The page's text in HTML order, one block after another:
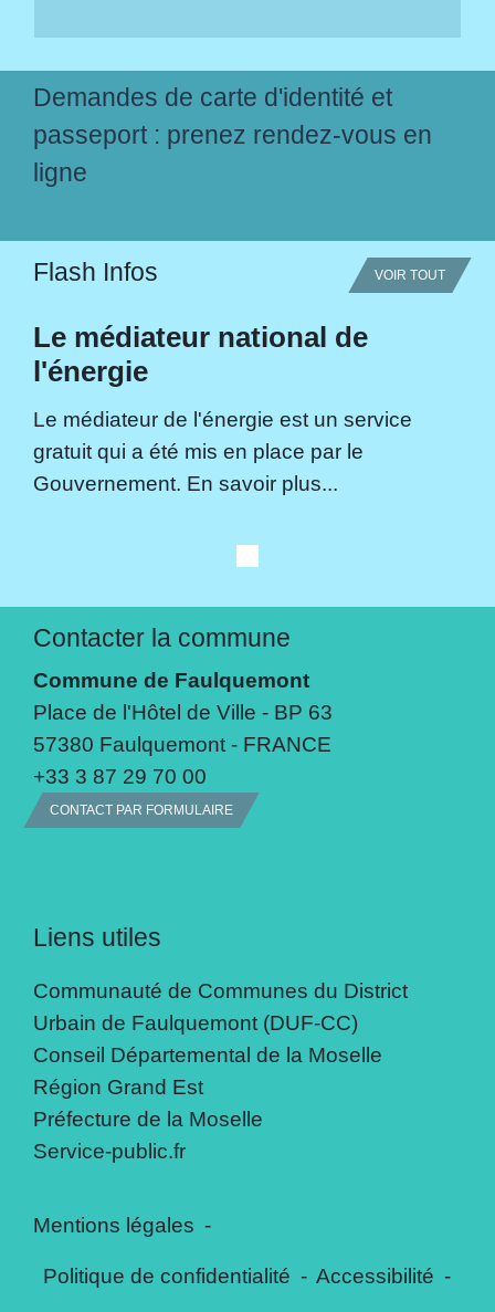
Demandes de carte d'identité et
passeport : prenez rendez-vous en
ligne
Flash Infos VOIR TOUT
Le médiateur national de
l'énergie
Le médiateur de l'énergie est un service
gratuit qui a été mis en place par le
Gouvernement. En savoir plus...
Contacter la commune
Commune de Faulquemont
Place de l'Hôtel de Ville - BP 63
57380 Faulquemont - FRANCE
+33 3 87 29 70 00
CONTACT PAR FORMULAIRE
Liens utiles
Communauté de Communes du District
Urbain de Faulquemont (DUF-CC)
Conseil Départemental de la Moselle
Région Grand Est
Préfecture de la Moselle
Service-public.fr
Mentions légales -
Politique de confidentialité - Accessibilité -